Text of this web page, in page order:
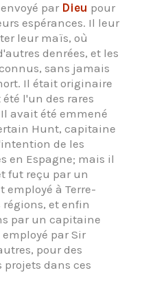
par Dieu pour
espérances. Il leur
leur maïs, où
denrées, et les
sans jamais
Il était originaire
l'un des rares
avait été emmené
Hunt, capitaine
de les
en Espagne; mais il
fut reçu par un
employé à Terre-
et enfin
par un capitaine
par Sir
pour des
dans ces